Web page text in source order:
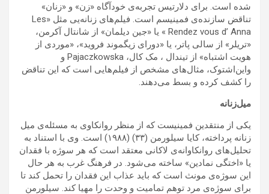
شده است. برای دلارتیس تجربه‌ی خودآگاه «زن» و «زنان»
تناقض سازنده‌ی فمینیسم است. فیلم‌های زنانه‌یی مثل «Les
Rendez vous d’ Anna » یا «جین دیلمان» از شانتال آکرمن،
«تریلر» از سالی پاتر، یا «دورای زیگموند فروید»، «موردی از
هویت اشتباه» از تیندال ، مک کال، Pajaczkowska و
واین‌اشتوک، مثال‌های مشخص از فیلم‌هایی است که این تناقض
را کشف کرده و بسط می‌دهند.
میل‌زنانه
یکی از منتقدین فمینیست که از منظر روانکاوی به مسئله‌ی میل
زنانه پرداخته، کایا سیلورمن (۳۳) (۱۹۸۸) است. وی با استناد به
تحلیل‌های روانکاوانه‌ی لاکانی معتقد است که هر سوژه با فقدان
یا «اختگی نمادین» ساخته می‌شود. در فرهنگ غرب به هر حال
این سوژه‌‌ی مونث است که باید عذاب این فقدان را تحمل کند تا
برای سوژه‌ی مرد توهم تمامیت و وحدت را مهیا کند. سیلورمن